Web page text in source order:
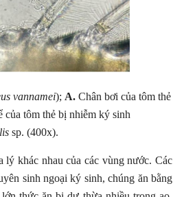
vannamei); A.Chân bơi của tôm thẻ
của tôm thẻ bị nhiễm ký sinh
sp. (400x).
lý khác nhau của các vùng nước. Các
sinh ngoại ký sinh, chúng ăn bằng